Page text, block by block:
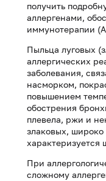
получить
аллергенами,
иммунотерапии
Пыльца луговых
аллергических
заболевания,
насморком,
повышением
обострения
плевела, ржи и
злаковых,
характеризуется
При
сложному